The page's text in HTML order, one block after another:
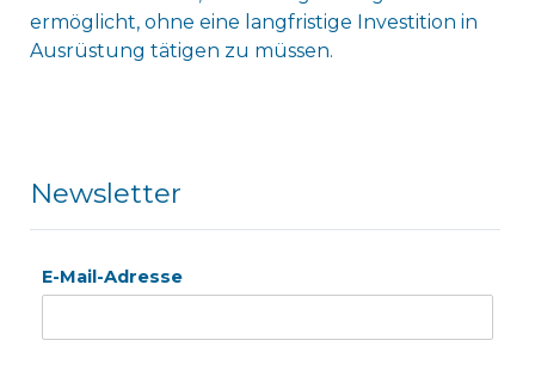
ermöglicht, ohne eine langfristige Investition in
Ausrüstung tätigen zu müssen.
Newsletter
E-Mail-Adresse